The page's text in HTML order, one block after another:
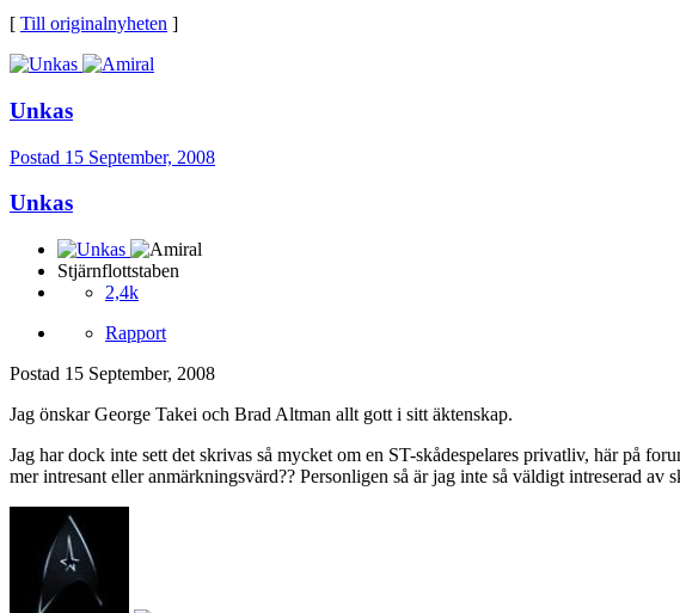
[ Till originalnyheten ]
Unkas
Postad 15 September, 2008
Unkas
Stjärnflottstaben
2,4k
Rapport
Postad 15 September, 2008
Jag önskar George Takei och Brad Altman allt gott i sitt äktenskap.
Jag har dock inte sett det skrivas så mycket om en ST-skådespelares privatliv, här på
mer intresant eller anmärkningsvärd?? Personligen så är jag inte så väldigt intreserad av